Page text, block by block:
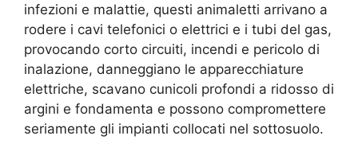
infezioni e malattie, questi animaletti arrivano a
rodere i cavi telefonici o elettrici e i tubi del gas,
provocando corto circuiti, incendi e pericolo di
inalazione, danneggiano le apparecchiature
elettriche, scavano cunicoli profondi a ridosso di
argini e fondamenta e possono compromettere
seriamente gli impianti collocati nel sottosuolo.